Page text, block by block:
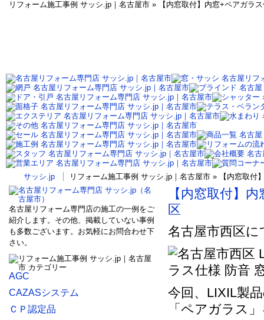
リフォーム施工事例 サッシ.jp｜名古屋市 » 【内窓取付】内窓+ペアガラ
サッシ.jp リフォーム施工事例 サッシ.jp｜名古屋市 » 【内窓取
【内窓取付】
区
名古屋市西区
今回、LIXIL製
「ペアガラス
名古屋リフォーム専門店の施工の一例をご
紹介します。その他、掲載していない事例
も多数ございます。お気軽にお問合わせ下
さい。
AGC
CAZASシステム
ＣＰ認定品